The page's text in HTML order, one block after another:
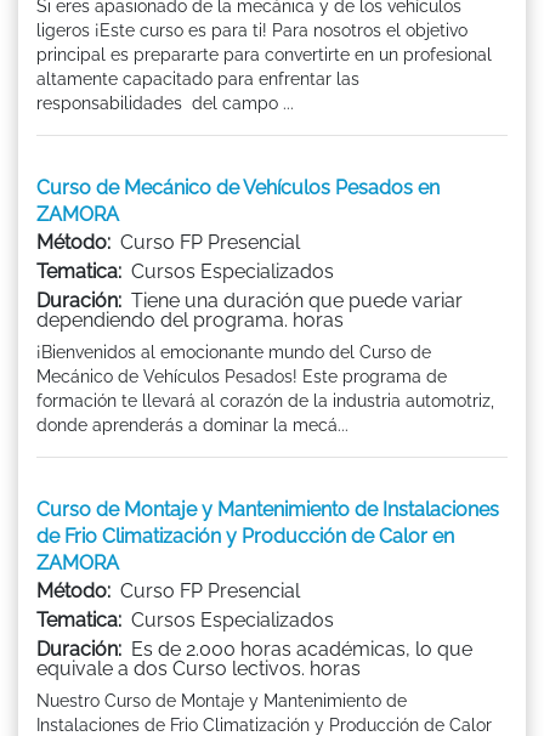
Si eres apasionado de la mecánica y de los vehículos
ligeros ¡Este curso es para ti! Para nosotros el objetivo
principal es prepararte para convertirte en un profesional
altamente capacitado para enfrentar las
responsabilidades del campo ...
Curso de Mecánico de Vehículos Pesados en
ZAMORA
Método: Curso FP Presencial
Tematica: Cursos Especializados
Duración: Tiene una duración que puede variar
dependiendo del programa. horas
¡Bienvenidos al emocionante mundo del Curso de
Mecánico de Vehículos Pesados! Este programa de
formación te llevará al corazón de la industria automotriz,
donde aprenderás a dominar la mecá...
Curso de Montaje y Mantenimiento de Instalaciones
de Frio Climatización y Producción de Calor en
ZAMORA
Método: Curso FP Presencial
Tematica: Cursos Especializados
Duración: Es de 2.000 horas académicas, lo que
equivale a dos Curso lectivos. horas
Nuestro Curso de Montaje y Mantenimiento de
Instalaciones de Frio Climatización y Producción de Calor